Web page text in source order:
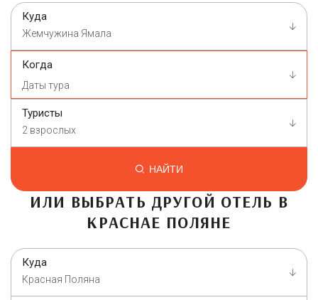
Куда
Жемчужина Ямала
Когда
Туристы
2 взрослых
НАЙТИ
ИЛИ ВЫБРАТЬ ДРУГОЙ ОТЕЛЬ В
КРАСНАЕ ПОЛЯНЕ
Куда
Красная Поляна